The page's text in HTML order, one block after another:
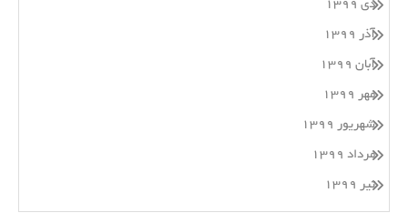
دی ۱۳۹۹
آذر ۱۳۹۹
آبان ۱۳۹۹
مهر ۱۳۹۹
شهریور ۱۳۹۹
مرداد ۱۳۹۹
تیر ۱۳۹۹